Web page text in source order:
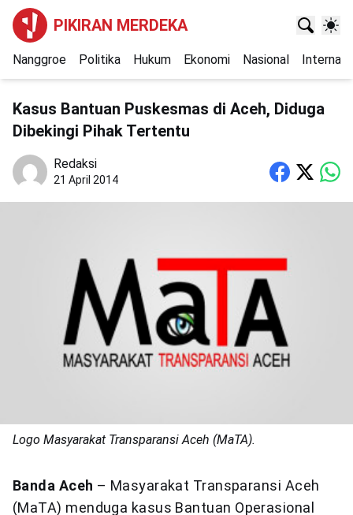
PIKIRAN MERDEKA
Nanggroe Politika Hukum Ekonomi Nasional
Kasus Bantuan Puskesmas di Aceh, Diduga
Dibekingi Pihak Tertentu
Redaksi
21 April 2014
Logo Masyarakat Transparansi Aceh (MaTA).
Banda Aceh – Masyarakat Transparansi Aceh
(MaTA) menduga kasus Bantuan Operasional